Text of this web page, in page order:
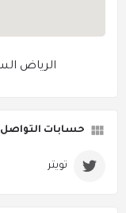
الرياض
حسابات التواصل
تويتر